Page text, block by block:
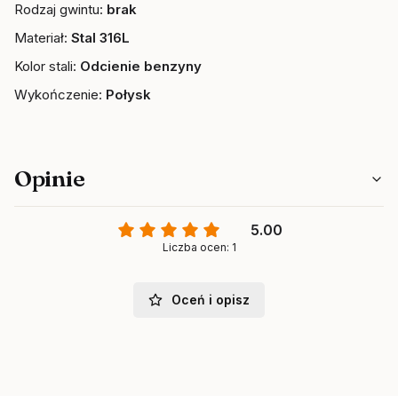
Rodzaj gwintu: brak
Materiał: Stal 316L
Kolor stali: Odcienie benzyny
Wykończenie: Połysk
Opinie
5.00
Liczba ocen: 1
Oceń i opisz